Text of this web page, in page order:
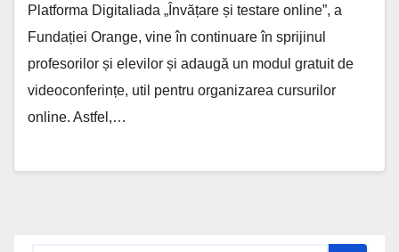
Platforma Digitaliada „Învățare și testare online”, a
Fundației Orange, vine în continuare în sprijinul
profesorilor și elevilor și adaugă un modul gratuit de
videoconferințe, util pentru organizarea cursurilor
online. Astfel,…